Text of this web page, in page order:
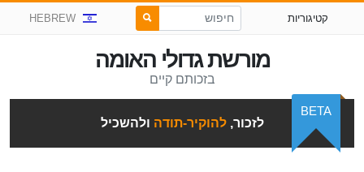
קטיגוריות HEBREW
מורשת גדולי האומה
בזכותם קיים
לזכור,להוקיר-תודה ולהשכיל
BETA